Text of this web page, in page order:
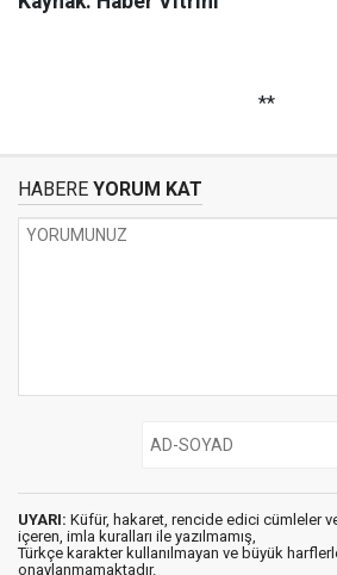
**
HABERE YORUM KAT
UYARI: Küfür, hakaret, rencide edici cümleler
içeren, imla kuralları ile yazılmamış,
Türkçe karakter kullanılmayan ve büyük
onaylanmamaktadır.